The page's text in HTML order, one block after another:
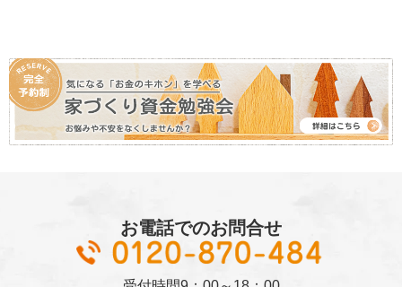
お電話でのお問合せ